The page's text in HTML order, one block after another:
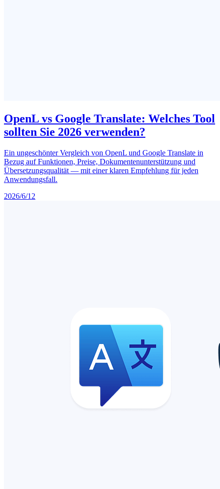
OpenL vs Google Translate: Welches Tool
sollten Sie 2026 verwenden?
Ein ungeschönter Vergleich von OpenL und Google Translate in
Bezug auf Funktionen, Preise, Dokumentenunterstützung und
Übersetzungsqualität — mit einer klaren Empfehlung für jeden
Anwendungsfall.
2026/6/12